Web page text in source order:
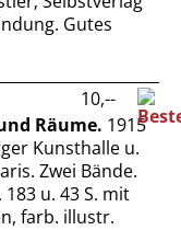
Gutes
Räume. 1915
Kunsthalle u.
Zwei Bände.
u. 43 S. mit
farb. illustr.
10,--